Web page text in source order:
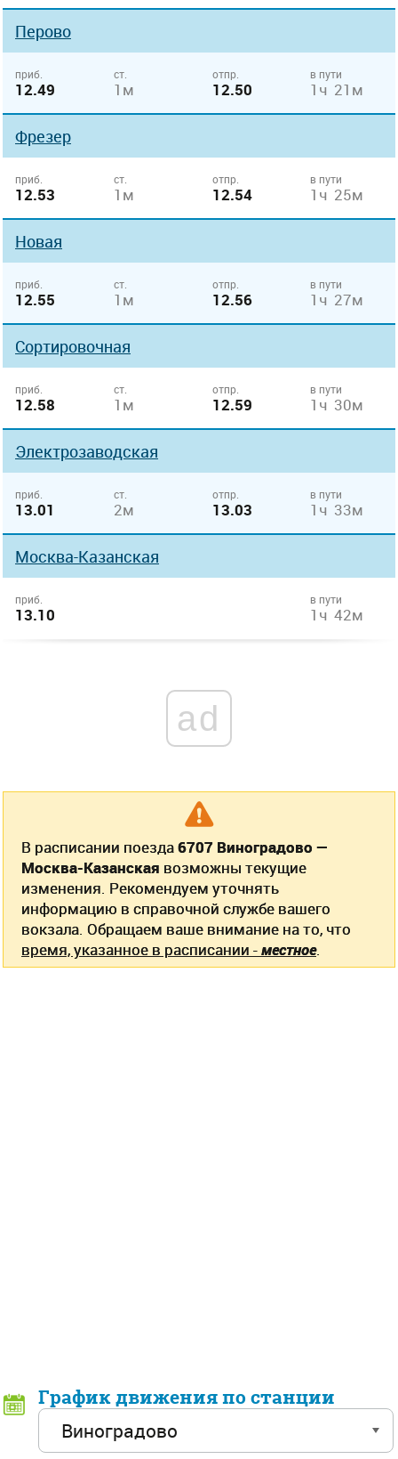
Перово
приб.
12.49
ст.
1м
отпр.
12.50
в пути
1ч 21м
Фрезер
приб.
12.53
ст.
1м
отпр.
12.54
в пути
1ч 25м
Новая
приб.
12.55
ст.
1м
отпр.
12.56
в пути
1ч 27м
Сортировочная
приб.
12.58
ст.
1м
отпр.
12.59
в пути
1ч 30м
Электрозаводская
приб.
13.01
ст.
2м
отпр.
13.03
в пути
1ч 33м
Москва-Казанская
приб.
13.10
в пути
1ч 42м
ad
В расписании поезда6707 Виноградово —
Москва-Казанская возможны текущие
изменения. Рекомендуем уточнять
информацию в справочной службе вашего
вокзала. Обращаем ваше внимание на то, что
время, указанное в расписании -местное.
График движения по станции